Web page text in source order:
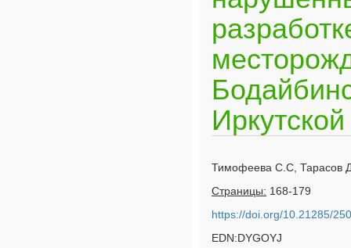
Тимофеева С.С, Тарасов
Страницы: 168-179
https://doi.org/10.21285/
EDN:DYGOYJ